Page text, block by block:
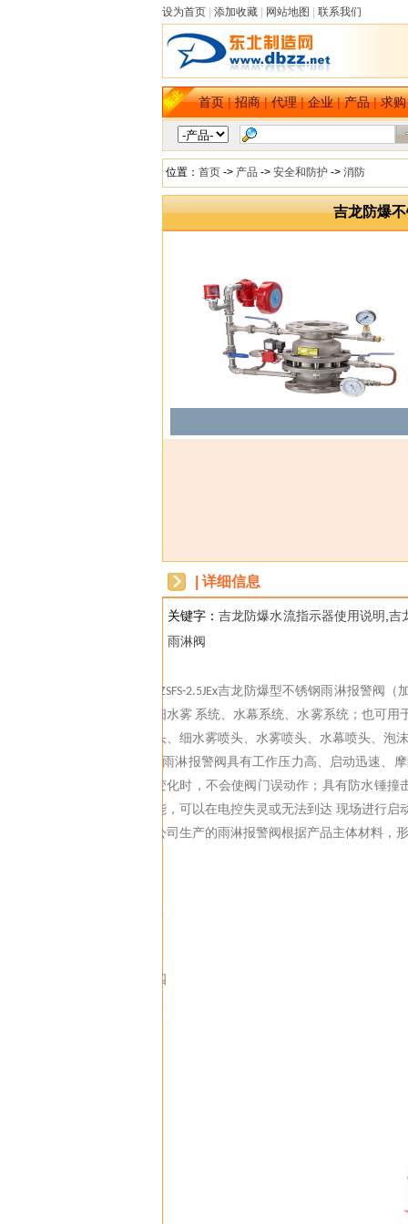
设为首页 添加收藏 网站地图 联系我们
首页|招商|代理|企业|产品|求购
位置： 首页 -> 产品 -> 安全和防护 -> 消防
吉龙防爆
| 详细信息
关键字：吉龙防爆水流指示器使用说明 吉
雨淋阀
ZSFS-2.5JEx吉龙防爆型不锈钢 雨淋报警阀（
细水雾 系统、水幕系统、水雾系统；也可用
头、细水雾喷头、水雾喷头、水幕喷头、泡
雨淋报警阀具有工作压力高、启动迅速、
变化时，不会使阀门误动作；具有防水锤
能，可以在电控失灵或无法到达 现场进行
公司生产的雨淋报警阀根据产品主体材料，
b.
四
a.